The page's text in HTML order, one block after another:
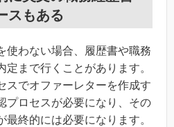
スもある
使わない場合、履歴書や職務
まで行くことがあります。
スでオファーレターを作成す
プロセスが必要になり、その
終的には必要になります。